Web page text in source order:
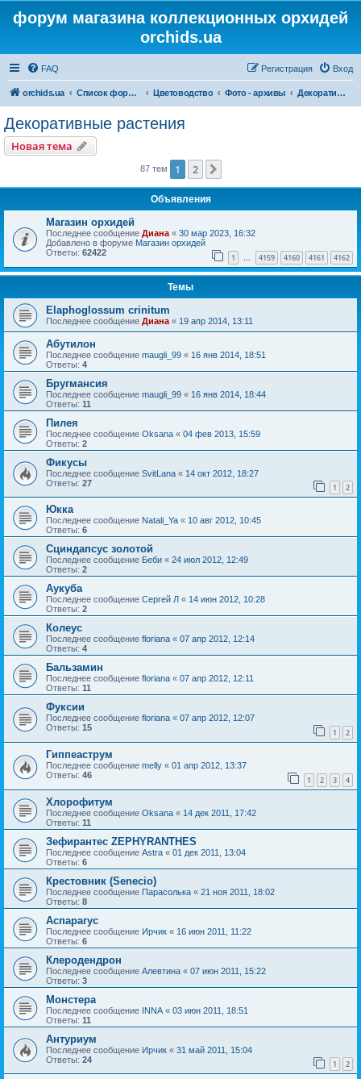
форум магазина коллекционных орхидей
orchids.ua
FAQ Вход
Регистрация
orchids.ua Список форумов Цветоводство Фото - архивы Декоративные растения
Декоративные растения
Новая тема
87 тем 1 2
Объявления
Магазин орхидей
Последнее сообщение Диана « 30 мар 2023, 16:32
Добавлено в форуме Магазин орхидей
Ответы: 62422 1 … 4159 4160 4161 4162
Темы
Elaphoglossum crinitum
Последнее сообщение Диана « 19 апр 2014, 13:11
Абутилон
Последнее сообщение maugli_99 « 16 янв 2014, 18:51
Ответы: 4
Бругмансия
Последнее сообщение maugli_99 « 16 янв 2014, 18:44
Ответы: 11
Пилея
Последнее сообщение Oksana « 04 фев 2013, 15:59
Ответы: 2
Фикусы
Последнее сообщение SvitLana « 14 окт 2012, 18:27
Ответы: 27 1 2
Юкка
Последнее сообщение Natali_Ya « 10 авг 2012, 10:45
Ответы: 6
Сциндапсус золотой
Последнее сообщение Беби « 24 июл 2012, 12:49
Ответы: 2
Аукуба
Последнее сообщение Сергей Л « 14 июн 2012, 10:28
Ответы: 2
Колеус
Последнее сообщение floriana « 07 апр 2012, 12:14
Ответы: 4
Бальзамин
Последнее сообщение floriana « 07 апр 2012, 12:11
Ответы: 11
Фуксии
Последнее сообщение floriana « 07 апр 2012, 12:07
Ответы: 15 1 2
Гиппеаструм
Последнее сообщение melly « 01 апр 2012, 13:37
Ответы: 46 1 2 3 4
Хлорофитум
Последнее сообщение Oksana « 14 дек 2011, 17:42
Ответы: 11
Зефирантес ZEPHYRANTHES
Последнее сообщение Astra « 01 дек 2011, 13:04
Ответы: 6
Крестовник (Senecio)
Последнее сообщение Парасолька « 21 ноя 2011, 18:02
Ответы: 8
Аспарагус
Последнее сообщение Ирчик « 16 июн 2011, 11:22
Ответы: 6
Клеродендрон
Последнее сообщение Алевтина « 07 июн 2011, 15:22
Ответы: 3
Монстера
Последнее сообщение INNA « 03 июн 2011, 18:51
Ответы: 11
Антуриум
Последнее сообщение Ирчик « 31 май 2011, 15:04
Ответы: 24 1 2